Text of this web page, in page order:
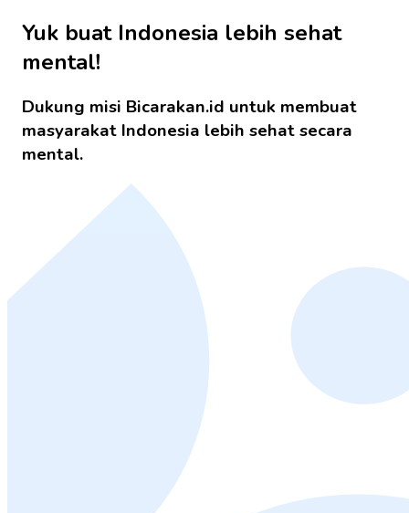
Yuk buat Indonesia lebih sehat
mental!
Dukung misi Bicarakan.id untuk membuat
masyarakat Indonesia lebih sehat secara
mental.